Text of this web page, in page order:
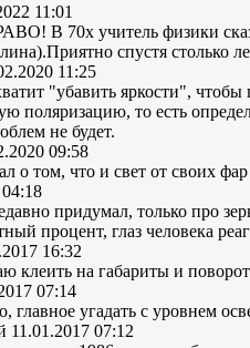
11:01
В 70х учитель физики
спустя столько
11:25
"убавить яркости",
поляризацию, то есть
не будет.
09:58
о том, что и свет от своих
придумал, только про
процент, глаз человека
16:32
клеить на габариты и
07:14
главное угадать с уровнем
11.01.2017 07:12